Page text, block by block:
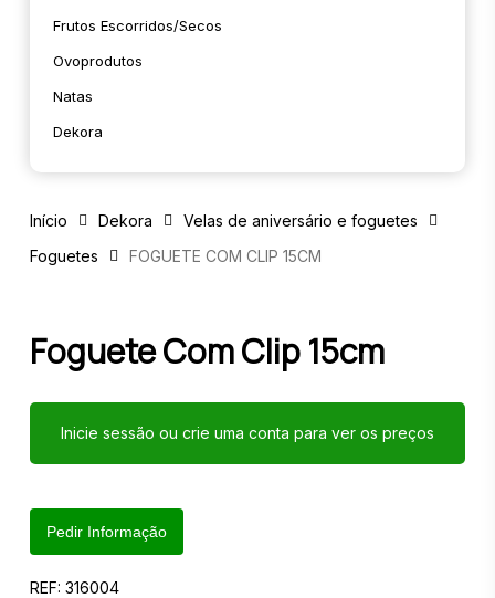
Frutos Escorridos/secos
Ovoprodutos
Natas
Dekora
Início Dekora
Velas de aniversário e foguetes
Foguetes
FOGUETE COM CLIP 15CM
Foguete Com Clip 15cm
Inicie sessão ou crie uma conta para ver os preços
Pedir Informação
REF: 316004